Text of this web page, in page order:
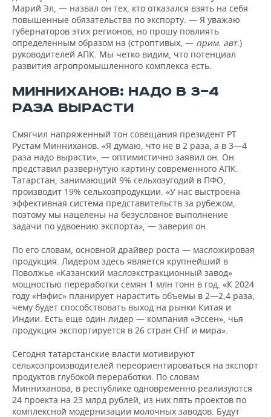
Марий Эл, — назвал он тех, кто отказался взять на себя
повышенные обязательства по экспорту. — Я уважаю
губернаторов этих регионов, но прошу повлиять
определенным образом на (строптивых, — прим. авт.)
руководителей АПК. Мы четко видим, что потенциал
развития агропромышленного комплекса есть.
МИННИХАНОВ: НАДО В 3—4
РАЗА ВЫРАСТИ
Смягчил напряженный тон совещания президент РТ
Рустам Минниханов. «Я думаю, что не в 2 раза, а в 3—4
раза надо вырасти», — оптимистично заявил он. Он
представил развернутую картину современного АПК.
Татарстан, занимающий 9% сельхозугодий в ПФО,
производит 19% сельхозпродукции. «У нас выстроена
эффективная система представительств за рубежом,
поэтому мы нацелены на безусловное выполнение
задачи по удвоению экспорта», — заверил он.
По его словам, основной драйвер роста — масложировая
продукция. Лидером здесь является крупнейший в
Поволжье «Казанский маслоэкстракционный завод»
мощностью переработки семян 1 млн тонн в год. «К 2024
году «Нэфис» планирует нарастить объемы в 2—2,4 раза,
чему будет способствовать выход на рынки Китая и
Индии. Есть еще один лидер — компания «Эссен», чья
продукция экспортируется в 26 стран СНГ и мира».
Сегодня татарстанские власти мотивируют
сельхозпроизводителей переориентироваться на экспорт
продуктов глубокой переработки. По словам
Минниханова, в республике одновременно реализуются
24 проекта на 23 млрд рублей, из них пять проектов по
комплексной модернизации молочных заводов. Будут